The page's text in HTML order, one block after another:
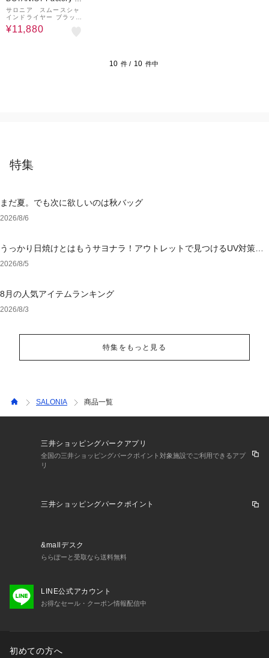
nd Habit
サロニア スムースシャ
インドライヤー ブラッ
ク SAL23209BK
¥11,880
10 件 / 10 件中
特集
まだ夏。でも次に欲しいのは秋バッグ
2026/8/6
うっかり日焼けとはもうサヨナラ！アウトレットで見つけるUV対策ウ
ェア
2026/8/5
8月の人気アイテムランキング
2026/8/3
特集をもっと見る
SALONIA 商品一覧
三井ショッピングパークアプリ
全国の三井ショッピングパークポイント対象施設でご利用できるアプ
リ
三井ショッピングパークポイント
&mallデスク
ららぽーと受取なら送料無料
LINE公式アカウント
お得なセール・クーポン情報配信中
初めての方へ